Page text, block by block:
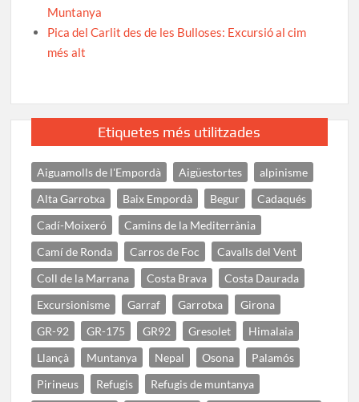
Muntanya
Pica del Carlit des de les Bulloses: Excursió al cim
més alt
Etiquetes més utilitzades
Aiguamolls de l'Empordà Aigüestortes
alpinisme
Alta Garrotxa
Baix Empordà Begur
Cadaqués
Cadí-Moixeró
Camins de la Mediterrània
Camí de Ronda
Carros de Foc
Cavalls del Vent
Coll de la Marrana
Costa Brava
Costa Daurada
Excursionisme
Garraf Garrotxa
Girona
GR-92
GR-175 GR92 Gresolet
Himalaia
Llançà
Muntanya Nepal Osona
Palamós
Pirineus
Refugis
Refugis de muntanya